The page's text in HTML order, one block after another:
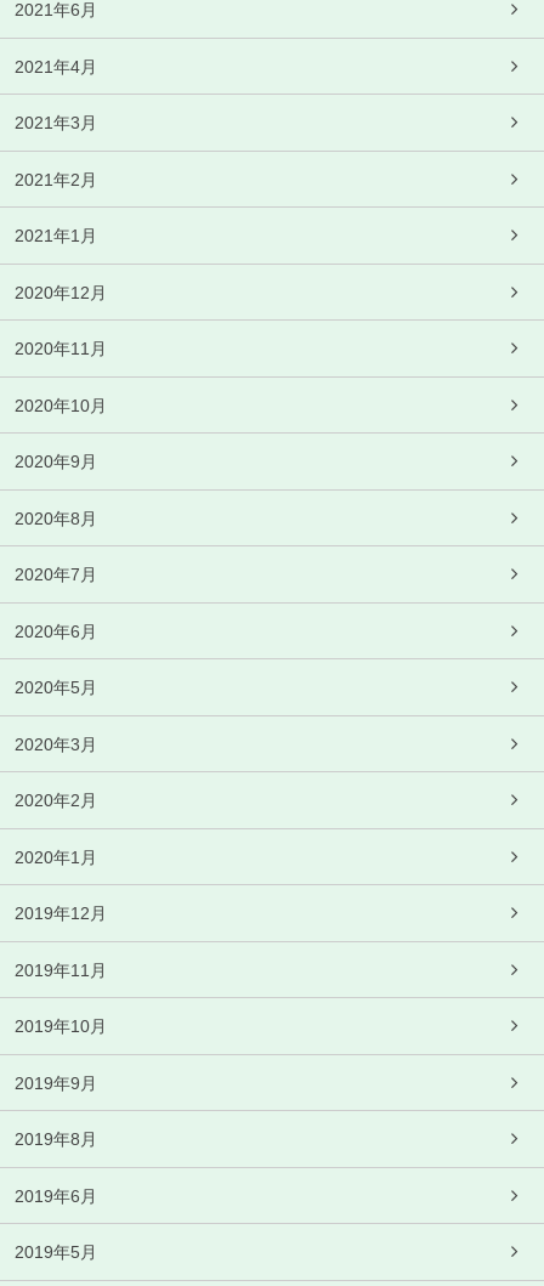
2021年6月
2021年4月
2021年3月
2021年2月
2021年1月
2020年12月
2020年11月
2020年10月
2020年9月
2020年8月
2020年7月
2020年6月
2020年5月
2020年3月
2020年2月
2020年1月
2019年12月
2019年11月
2019年10月
2019年9月
2019年8月
2019年6月
2019年5月